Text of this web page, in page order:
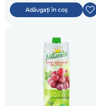
Adăugați în coș